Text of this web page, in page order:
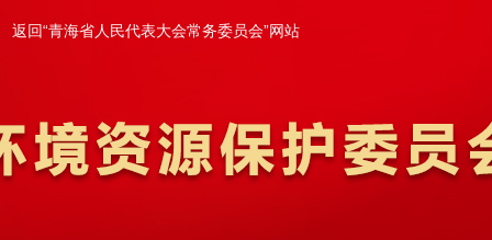
返回“青海省人民代表大会常务委员会”网站